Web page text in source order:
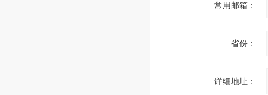
常用邮箱：
省份：
详细地址：